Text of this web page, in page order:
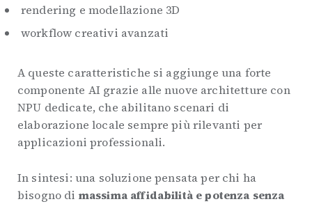
rendering e modellazione 3D
workflow creativi avanzati
A queste caratteristiche si aggiunge una forte
componente AI grazie alle nuove architetture con
NPU dedicate, che abilitano scenari di
elaborazione locale sempre più rilevanti per
applicazioni professionali.
In sintesi: una soluzione pensata per chi ha
bisogno di massima affidabilità e potenza senza